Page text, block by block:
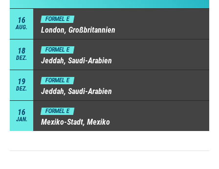
16
AUG.
FORMEL E
London, Großbritannien
18
DEZ.
FORMEL E
Jeddah, Saudi-Arabien
19
DEZ.
FORMEL E
Jeddah, Saudi-Arabien
16
JAN.
FORMEL E
Mexiko-Stadt, Mexiko